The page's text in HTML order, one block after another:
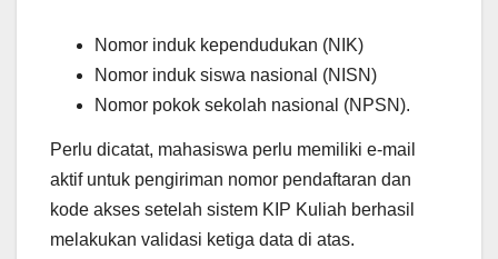
Nomor induk kependudukan (NIK)
Nomor induk siswa nasional (NISN)
Nomor pokok sekolah nasional (NPSN).
Perlu dicatat, mahasiswa perlu memiliki e-mail
aktif untuk pengiriman nomor pendaftaran dan
kode akses setelah sistem KIP Kuliah berhasil
melakukan validasi ketiga data di atas.